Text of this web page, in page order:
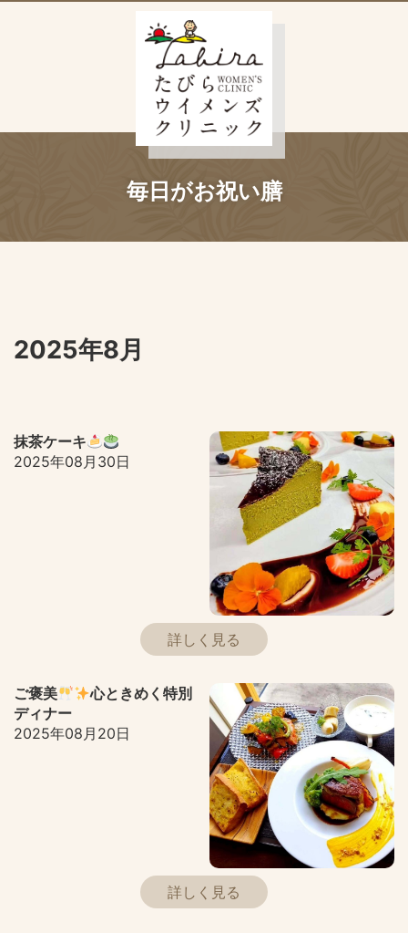
毎日がお祝い膳
2025年8月
抹茶ケーキ
2025年08月30日
詳しく見る
ご褒美
心ときめく特別
ディナー
2025年08月20日
詳しく見る